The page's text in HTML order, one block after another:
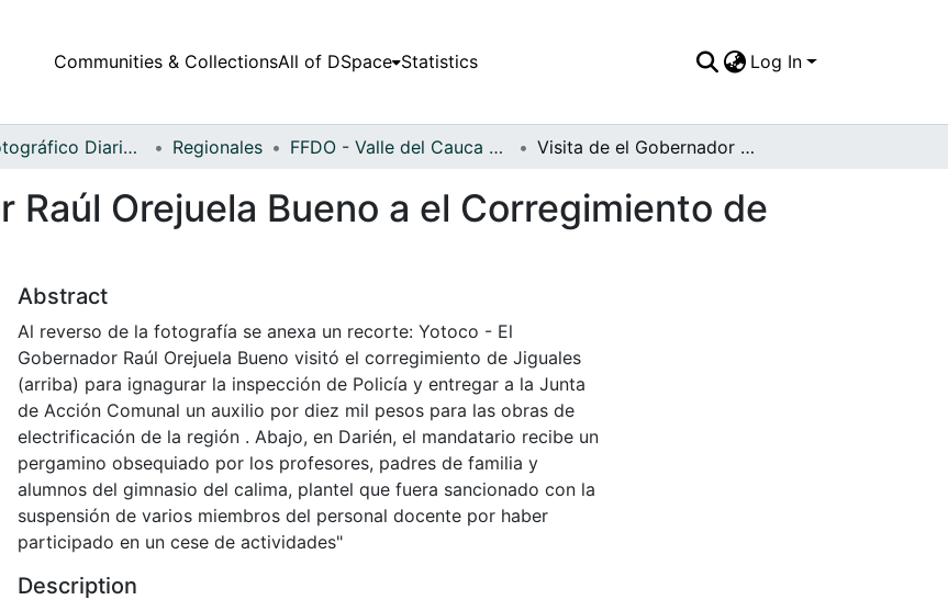
Communities & CollectionsAll of DSpace Statistics Log In
Fondo Fotográfico Diario Occidente Regionales FFDO - Valle del Cauca - Patrimonial Visita de el Gobernador Raúl Orejuela Bueno a el Corregimiento de Jiguales
Raúl Orejuela Bueno a el Corregimiento de
Abstract
Al reverso de la fotografía se anexa un recorte: Yotoco - El
Gobernador Raúl Orejuela Bueno visitó el corregimiento de Jiguales
(arriba) para ignagurar la inspección de Policía y entregar a la Junta
de Acción Comunal un auxilio por diez mil pesos para las obras de
electrificación de la región . Abajo, en Darién, el mandatario recibe un
pergamino obsequiado por los profesores, padres de familia y
alumnos del gimnasio del calima, plantel que fuera sancionado con la
suspensión de varios miembros del personal docente por haber
participado en un cese de actividades"
Description